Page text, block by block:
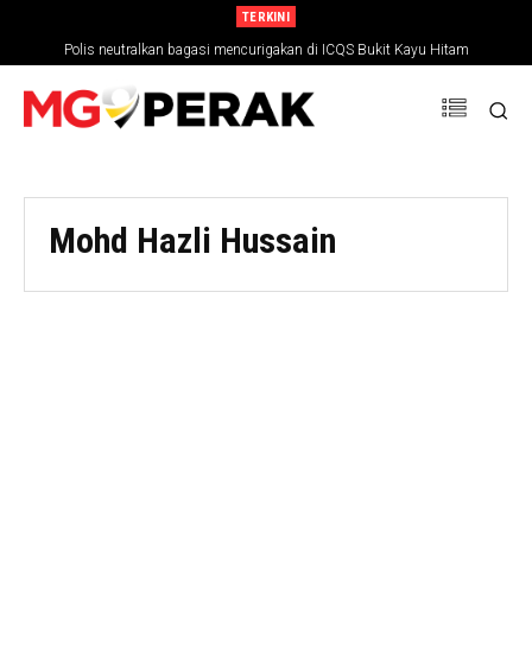
TERKINI
Polis neutralkan bagasi mencurigakan di ICQS Bukit Kayu Hitam
Mohd Hazli Hussain